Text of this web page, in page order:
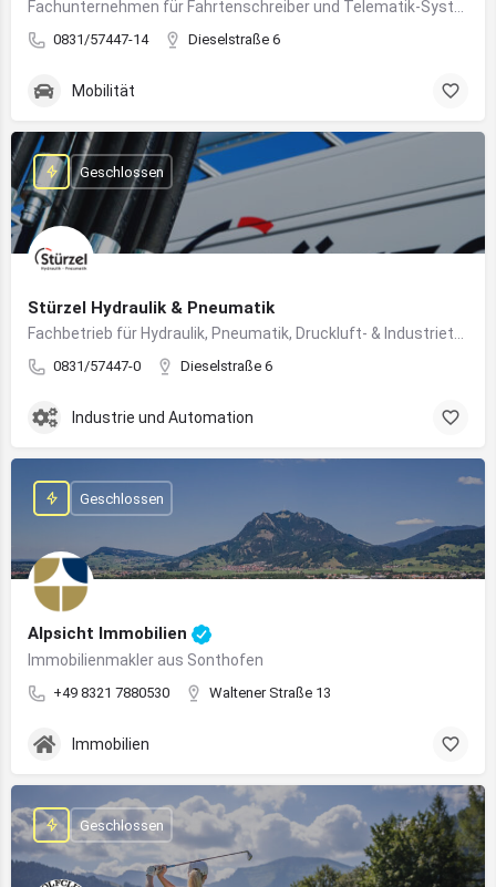
0831/57447-14 Dieselstraße 6
Mobilität
Stürzel Hydraulik & Pneumatik
0831/57447-0 Dieselstraße 6
Geschlossen
Industrie und Automation
Alpsicht Immobilien
Immobilienmakler aus Sonthofen
+49 8321 7880530 Waltener Straße 13
Geschlossen
Immobilien
Geschlossen